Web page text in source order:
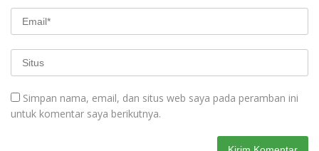
Simpan nama, email, dan situs web saya pada peramban ini
untuk komentar saya berikutnya.